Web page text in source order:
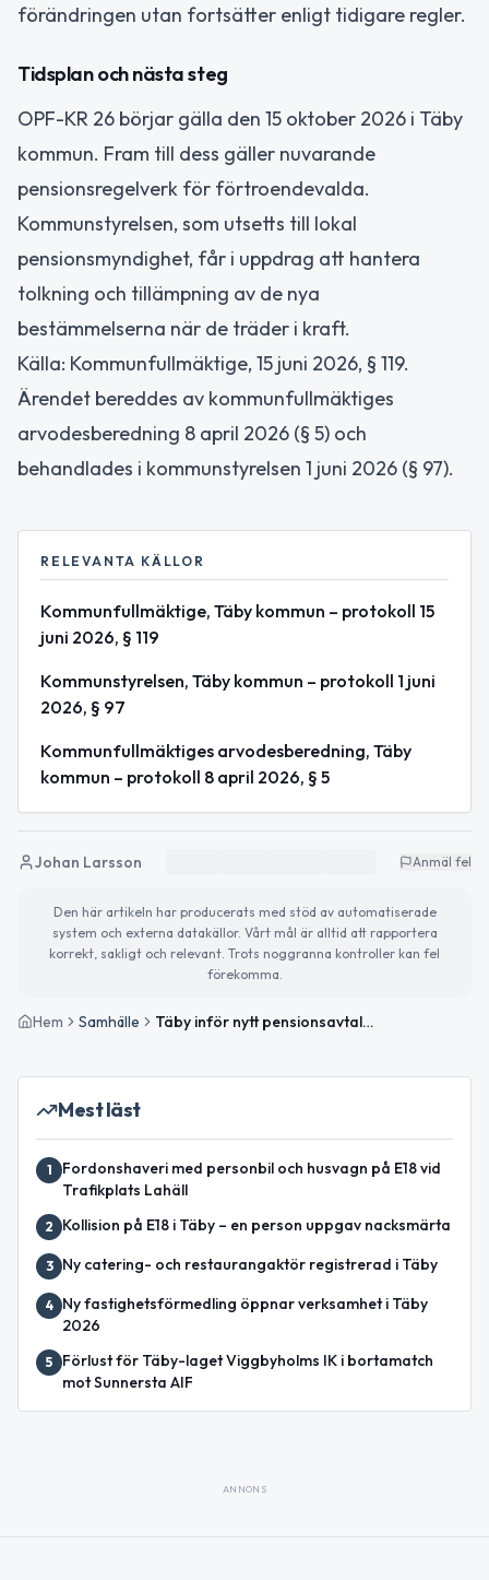
förändringen utan fortsätter enligt tidigare regler.
Tidsplan och nästa steg
OPF-KR 26 börjar gälla den 15 oktober 2026 i Täby
kommun. Fram till dess gäller nuvarande
pensionsregelverk för förtroendevalda.
Kommunstyrelsen, som utsetts till lokal
pensionsmyndighet, får i uppdrag att hantera
tolkning och tillämpning av de nya
bestämmelserna när de träder i kraft.
Källa: Kommunfullmäktige, 15 juni 2026, § 119.
Ärendet bereddes av kommunfullmäktiges
arvodesberedning 8 april 2026 (§ 5) och
behandlades i kommunstyrelsen 1 juni 2026 (§ 97).
RELEVANTA KÄLLOR
Kommunfullmäktige, Täby kommun – protokoll 15
juni 2026, § 119
Kommunstyrelsen, Täby kommun – protokoll 1 juni
2026, § 97
Kommunfullmäktiges arvodesberedning, Täby
kommun – protokoll 8 april 2026, § 5
Johan Larsson Anmäl fel
Den här artikeln har producerats med stöd av automatiserade
system och externa datakällor. Vårt mål är alltid att rapportera
korrekt, sakligt och relevant. Trots noggranna kontroller kan fel
förekomma.
Hem Samhälle Täby inför nytt pensionsavtal för politiker 2026
Mest läst
1
Fordonshaveri med personbil och husvagn på E18 vid
Trafikplats Lahäll
2 Kollision på E18 i Täby – en person uppgav nacksmärta
3 Ny catering- och restaurangaktör registrerad i Täby
4
Ny fastighetsförmedling öppnar verksamhet i Täby
2026
5
Förlust för Täby-laget Viggbyholms IK i bortamatch
mot Sunnersta AIF
ANNONS